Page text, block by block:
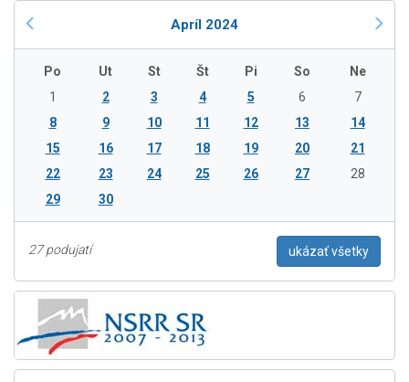
Apríl 2024
Po Ut St Št Pi So
Ne
1
2 3 4 5 6
7
8
9 10 11 12 13
14
15
16 17 18 19 20
21
22
23 24 25 26 27
28
29
30
27 podujatí ukázať všetky